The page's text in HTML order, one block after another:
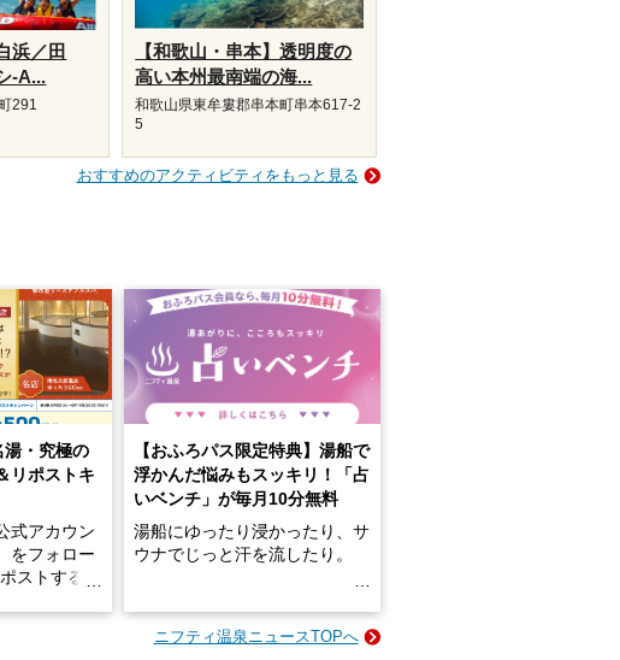
浜／田
-A...
291
【和歌山・串本】透明度の
高い本州最南端の海...
和歌山県東牟婁郡串本町串本617-2
5
おすすめのアクティビティをもっと見る
湯・究極の
リポストキ
式アカウン
をフォロー
ストする
【おふろパス限定特典】湯船で
浮かんだ悩みもスッキリ！「占
いベンチ」が毎月10分無料
湯船にゆったり浸かったり、サ
ウナでじっと汗を流したり。
そんな「一人でぼんやり過ごす
ニフティ温泉ニュースTOPへ